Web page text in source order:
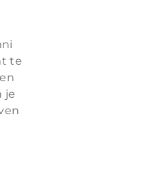
te
je